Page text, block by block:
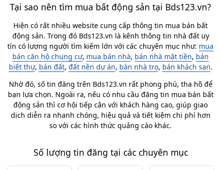
Tại sao nên tìm mua bất động sản tại Bds123.vn?
Hiện có rất nhiều website cung cấp thông tin mua bán bất
động sản. Trong đó Bds123.vn là kênh thông tin nhà đất uy
tín có lượng người tìm kiếm lớn với các chuyên mục như: mua
bán căn hộ chung cư, mua bán nhà, bán nhà mặt tiền, bán
biệt thự, bán đất, đất nền dự án, bán nhà trọ, bán khách sạn.
Nhờ đó, số tin đăng trên Bds123.vn rất phong phú, tha hồ để
bạn lựa chọn. Ngoài ra, nếu có nhu cầu đăng tin mua bán bất
động sản thì cơ hội tiếp cận với khách hàng cao, giúp giao
dịch diễn ra nhanh chóng, hiệu quả và tiết kiệm chi phí hơn
so với các hình thức quảng cáo khác.
Số lượng tin đăng tại các chuyên mục